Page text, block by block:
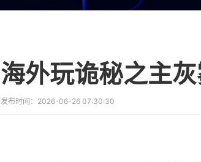
发布时间： 2026-06-26 07:30:30